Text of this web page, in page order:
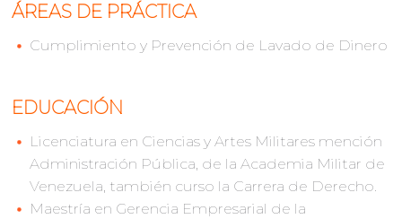
ÁREAS DE PRÁCTICA
Cumplimiento y Prevención de Lavado de Dinero
EDUCACIÓN
Licenciatura en Ciencias y Artes Militares mención
Administración Pública, de la Academia Militar de
Venezuela, también curso la Carrera de Derecho.
Maestría en Gerencia Empresarial de la